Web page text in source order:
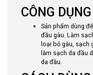
CÔNG DỤNG
Sản phẩm dùng
đầu gàu. Làm
loại bỏ gàu, sạch
làm sạch da đầu
da đầu.